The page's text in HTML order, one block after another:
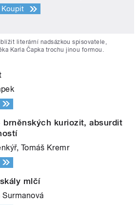
Koupit
literární nadsázkou spisovatele,
Karla Čapka trochu jinou formou.
brněnských kuriozit, absurdit
Tomáš Kremr
mlčí
Surmanová